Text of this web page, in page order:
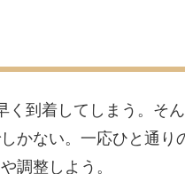
く到着してしまう。そ
かない。一応ひと通
調整しよう。